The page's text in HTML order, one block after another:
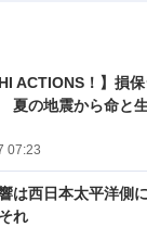
ACTIONS！】損
夏の地震から命と
07:23
は西日本太平洋側
れ